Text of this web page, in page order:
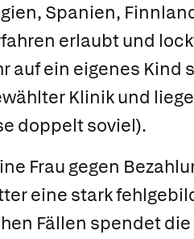
Spanien,
erlaubt und
ein eigenes Kind
Klinik und
doppelt soviel).
Frau gegen
eine stark
Fällen spendet